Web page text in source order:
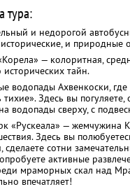
тура:
и недорогой
и природные
— колоритная,
тайн.
водопады Ахвенкоски,
тихие». Здесь вы
водопады сверху, с
«Рускеала» — жемчужина
Здесь вы
сделаете сотни
активные
мраморных скал над
впечатляет!